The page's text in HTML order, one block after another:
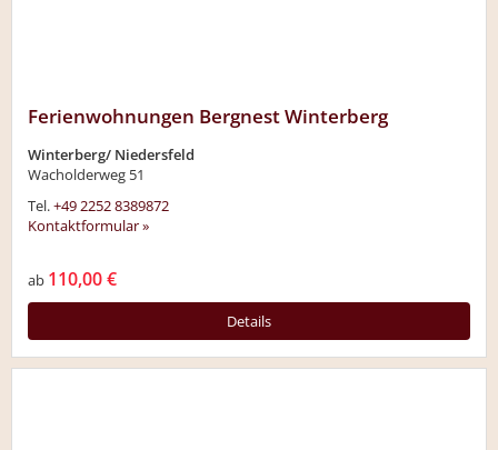
Ferienwohnungen Bergnest Winterberg
Winterberg/ Niedersfeld
Wacholderweg 51
Tel.+49 2252 8389872
Kontaktformular »
ab 110,00 €
Details